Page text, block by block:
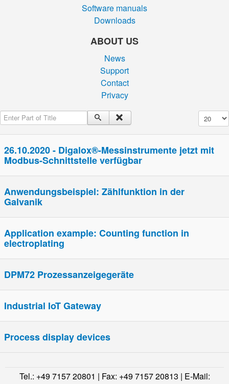
Software manuals
Downloads
ABOUT US
News
Support
Contact
Privacy
Enter Part of Title Display #
26.10.2020 - Digalox®-Messinstrumente jetzt mit
Modbus-Schnittstelle verfügbar
Anwendungsbeispiel: Zählfunktion in der
Galvanik
Application example: Counting function in
electroplating
DPM72 Prozessanzeigegeräte
Industrial IoT Gateway
Process display devices
Tel.: +49 7157 20801 | Fax: +49 7157 20813 | E-Mail: